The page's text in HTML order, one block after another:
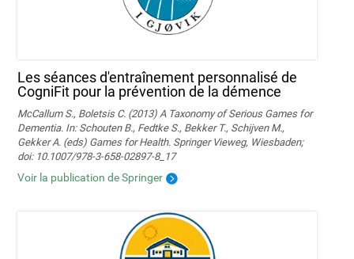
Les séances d'entraînement personnalisé de
CogniFit pour la prévention de la démence
McCallum S., Boletsis C. (2013) A Taxonomy of Serious Games for
Dementia. In: Schouten B., Fedtke S., Bekker T., Schijven M.,
Gekker A. (eds) Games for Health. Springer Vieweg, Wiesbaden;
doi: 10.1007/978-3-658-02897-8_17
Voir la publication de Springer